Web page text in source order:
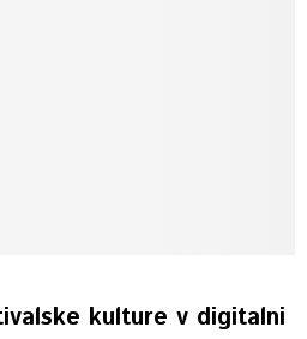
kulture v digitalni